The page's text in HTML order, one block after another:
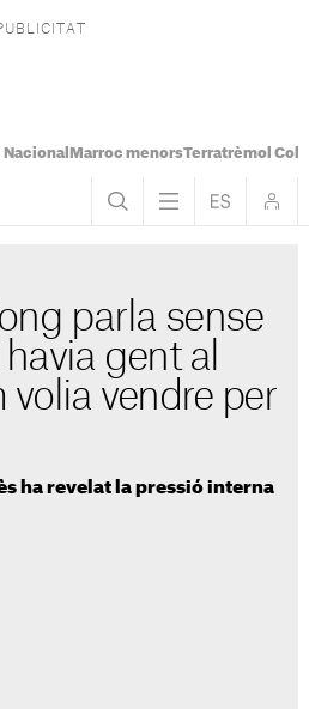
Nacional Marroc menorsTerratrèmol
parla sense
gent al
volia vendre per
ha revelat la pressió interna